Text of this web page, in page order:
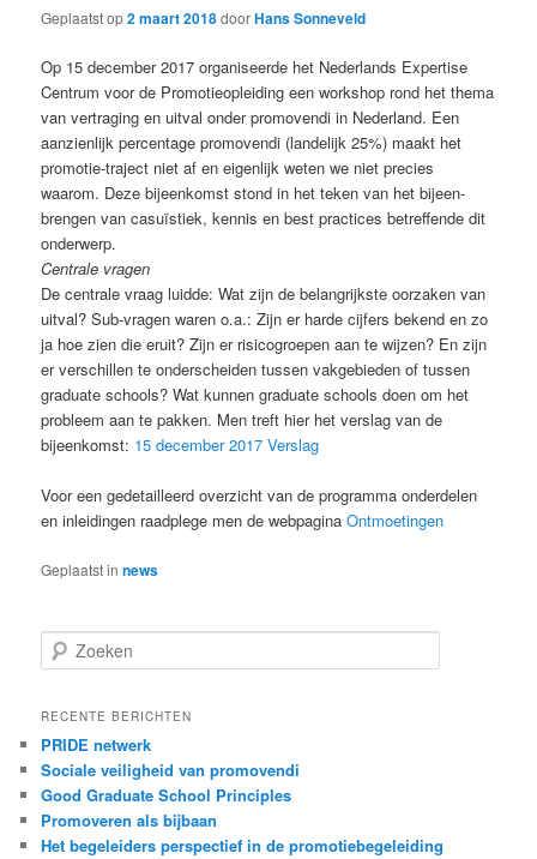
Geplaatst op2 maart 2018doorHans Sonneveld
Op 15 december 2017 organiseerde het Nederlands Expertise
Centrum voor de Promotieopleiding een workshop rond het thema
van vertraging en uitval onder promovendi in Nederland. Een
aanzienlijk percentage promovendi (landelijk 25%) maakt het
promotie-traject niet af en eigenlijk weten we niet precies
waarom. Deze bijeenkomst stond in het teken van het bijeen-
brengen van casuïstiek, kennis en best practices betreffende dit
onderwerp.
Centrale vragen
De centrale vraag luidde: Wat zijn de belangrijkste oorzaken van
uitval? Sub-vragen waren o.a.: Zijn er harde cijfers bekend en zo
ja hoe zien die eruit? Zijn er risicogroepen aan te wijzen? En zijn
er verschillen te onderscheiden tussen vakgebieden of tussen
graduate schools? Wat kunnen graduate schools doen om het
probleem aan te pakken. Men treft hier het verslag van de
bijeenkomst: 15 december 2017 Verslag
Voor een gedetailleerd overzicht van de programma onderdelen
en inleidingen raadplege men de webpaginaOntmoetingen
Geplaatst in news
o
k
n
RECENTE BERICHTEN
PRIDE netwerk
Sociale veiligheid van promovendi
Good Graduate School Principles
Promoveren als bijbaan
Het begeleiders perspectief in de promotiebegeleiding